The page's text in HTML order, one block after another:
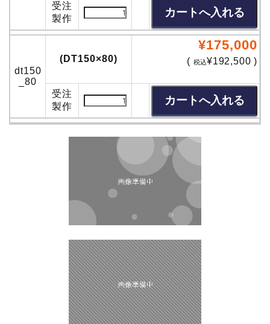
受注
製作
dt150
_80
(DT150×80)
¥175,000
( 税込¥192,500 )
受注
製作